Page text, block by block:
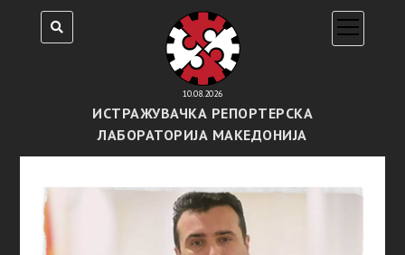
10.08.2026
ИСТРАЖУВАЧКА РЕПОРТЕРСКА
ЛАБОРАТОРИЈА МАКЕДОНИЈА
open
menu